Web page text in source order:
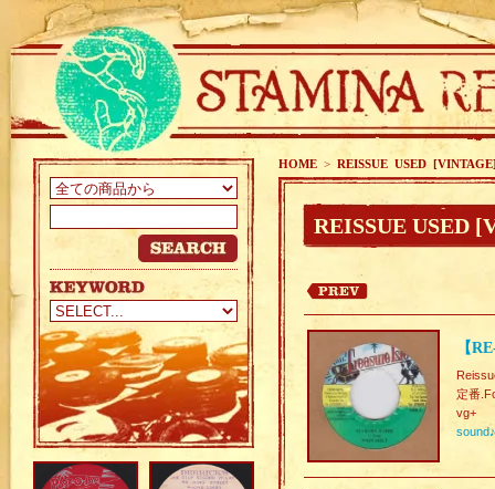
HOME > REISSUE USED
REISSUE USED
【
定番
vg+
sound♪